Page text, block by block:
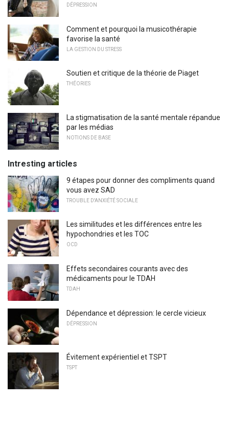
DÉPRESSION
Comment et pourquoi la musicothérapie
favorise la santé
LA GESTION DU STRESS
Soutien et critique de la théorie de Piaget
THÉORIES
La stigmatisation de la santé mentale répandue
par les médias
NOTIONS DE BASE
Intresting articles
9 étapes pour donner des compliments quand
vous avez SAD
TROUBLE D'ANXIÉTÉ SOCIALE
Les similitudes et les différences entre les
hypochondries et les TOC
OCD
Effets secondaires courants avec des
médicaments pour le TDAH
TDAH
Dépendance et dépression: le cercle vicieux
DÉPRESSION
Évitement expérientiel et TSPT
TSPT